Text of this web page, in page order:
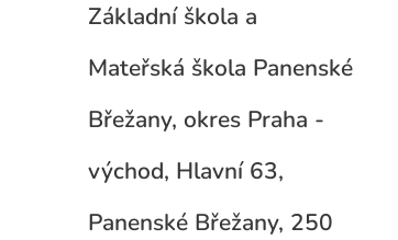
Základní škola a
Mateřská škola Panenské
Břežany, okres Praha -
východ, Hlavní 63,
Panenské Břežany, 250